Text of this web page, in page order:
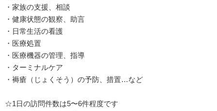
・家族の支援、相談
・健康状態の観察、助言
・日常生活の看護
・医療処置
・医療機器の管理、指導
・ターミナルケア
・褥瘡（じょくそう）の予防、措置…など
☆1日の訪問件数は5〜6件程度です